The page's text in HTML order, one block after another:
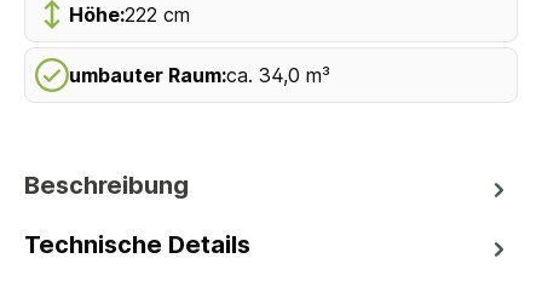
Höhe:222 cm
umbauter Raum:ca. 34,0 m³
Beschreibung
Technische Details